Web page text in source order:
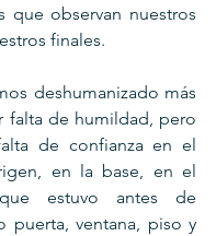
que observan nuestros
finales.
deshumanizado más
falta de humildad, pero
de confianza en el
en la base, en el
estuvo antes de
puerta, ventana, piso y